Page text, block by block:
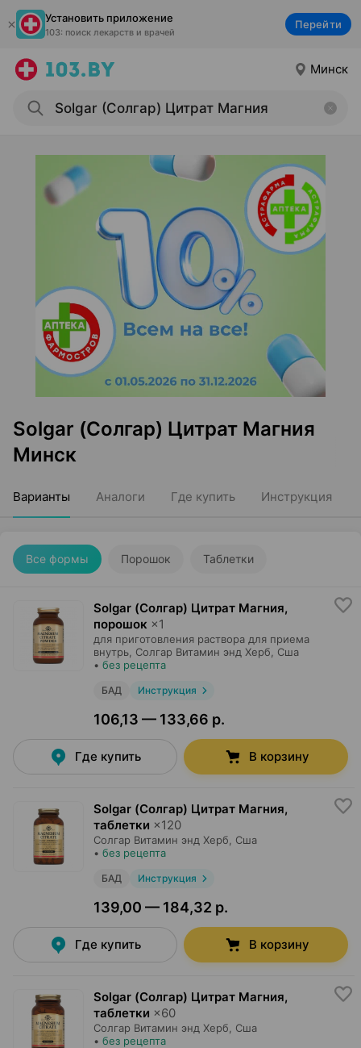
Установить приложение
103: поиск лекарств и врачей
Перейти
Минск
Solgar (Солгар) Цитрат Магния
Минск
Варианты Аналоги Где купить Инструкция
Все формы Порошок Таблетки
Solgar (Солгар) Цитрат Магния,
порошок ×1
для приготовления раствора для приема
внутрь, Солгар Витамин энд Херб , Сша
• без рецепта
БАД Инструкция
106,13 — 133,66 р.
Где купить В корзину
Solgar (Солгар) Цитрат Магния,
таблетки ×120
Солгар Витамин энд Херб , Сша
• без рецепта
БАД Инструкция
139,00 — 184,32 р.
Где купить В корзину
Solgar (Солгар) Цитрат Магния,
таблетки ×60
Солгар Витамин энд Херб , Сша
• без рецепта